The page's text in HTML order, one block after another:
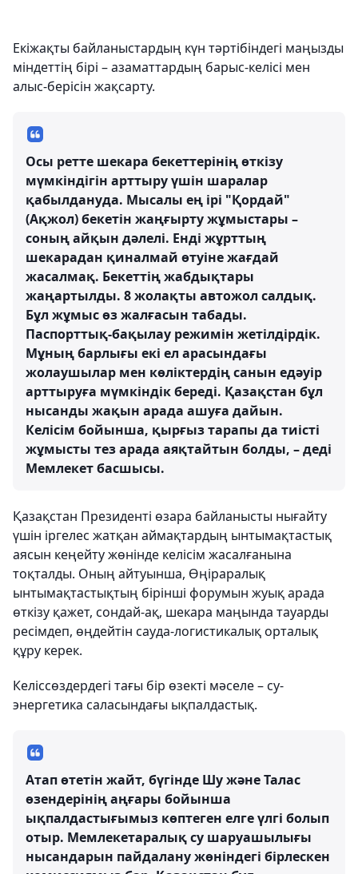
Екіжақты байланыстардың күн тәртібіндегі маңызды
міндеттің бірі – азаматтардың барыс-келісі мен
алыс-берісін жақсарту.
Осы ретте шекара бекеттерінің өткізу
мүмкіндігін арттыру үшін шаралар
қабылдануда. Мысалы ең ірі "Қордай"
(Ақжол) бекетін жаңғырту жұмыстары –
соның айқын дәлелі. Енді жұрттың
шекарадан қиналмай өтуіне жағдай
жасалмақ. Бекеттің жабдықтары
жаңартылды. 8 жолақты автожол салдық.
Бұл жұмыс өз жалғасын табады.
Паспорттық-бақылау режимін жетілдірдік.
Мұның барлығы екі ел арасындағы
жолаушылар мен көліктердің санын едәуір
арттыруға мүмкіндік береді. Қазақстан бұл
нысанды жақын арада ашуға дайын.
Келісім бойынша, қырғыз тарапы да тиісті
жұмысты тез арада аяқтайтын болды, – деді
Мемлекет басшысы.
Қазақстан Президенті өзара байланысты нығайту
үшін іргелес жатқан аймақтардың ынтымақтастық
аясын кеңейту жөнінде келісім жасалғанына
тоқталды. Оның айтуынша, Өңіраралық
ынтымақтастықтың бірінші форумын жуық арада
өткізу қажет, сондай-ақ, шекара маңында тауарды
ресімдеп, өңдейтін сауда-логистикалық орталық
құру керек.
Келіссөздердегі тағы бір өзекті мәселе – су-
энергетика саласындағы ықпалдастық.
Атап өтетін жайт, бүгінде Шу және Талас
өзендерінің аңғары бойынша
ықпалдастығымыз көптеген елге үлгі болып
отыр. Мемлекетаралық су шаруашылығы
нысандарын пайдалану жөніндегі бірлескен